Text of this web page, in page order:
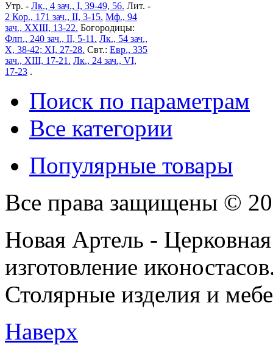
Утр. - Лк., 4 зач., I, 39-49, 56. Лит. -
2 Кор., 171 зач., II, 3-15. Мф., 94
зач., XXIII, 13-22. Богородицы:
Флп., 240 зач., II, 5-11. Лк., 54 зач.,
X, 38-42; XI, 27-28. Свт.: Евр., 335
зач., XIII, 17-21. Лк., 24 зач., VI,
17-23 .
Поиск по параметрам
Все категории
Популярные товары
Все права защищены ©
Новая Артель -
изготовление
Столярные изделия и
Наверх